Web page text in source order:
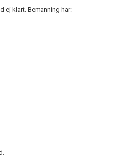
ej klart. Bemanning har: